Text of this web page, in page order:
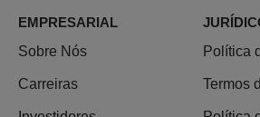
EMPRESARIAL
Sobre Nós
Carreiras
Política
Termos